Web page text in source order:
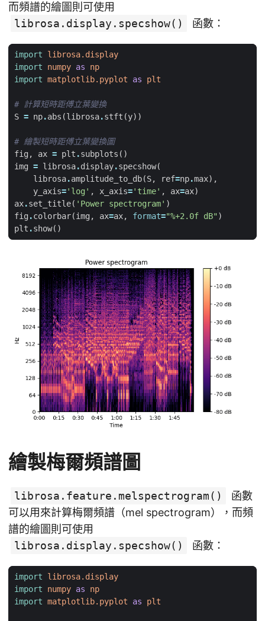
而頻譜的繪圖則可使用
librosa.display.specshow()
函數：
import
librosa.display
import
numpy as
np
import matplotlib.pyplot as plt
# 計算短時距傅立葉變換
S = np.abs (librosa.stft (y))
# 繪製短時距傅立葉變換圖
fig , ax = plt .subplots ()
img = librosa.display.specshow(
librosa.amplitude_to_db(S, ref=np.max),
y_axis='log' , x_axis='time' , ax=ax)
ax.set_title( 'Power spectrogram' )
fig .colorbar(img , ax=ax, format="%+2.0f dB")
plt .show()
繪製梅爾頻譜圖
librosa.feature.melspectrogram()
函數
可以用來計算梅爾頻譜（mel spectrogram），而頻
譜的繪圖則可使用
librosa.display.specshow()
函數：
import
librosa.display
import
numpy as
np
import matplotlib.pyplot as plt